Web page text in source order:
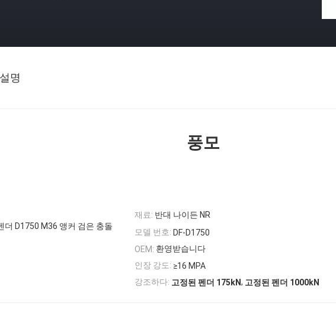
명
풍모
더 D1750 M36 앵커 검은 충돌
재료: 반대 나이든 NR
모델 번호: DF-D1750
OEM: 환영받습니다
인장 강도: ≥16 MPA
강조하다: 고정된 펜더 175kN, 고정된 펜더 1000kN